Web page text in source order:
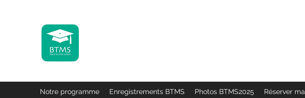
Notre programme Enregistrements BTMS Photos BTMS2025 Réserver